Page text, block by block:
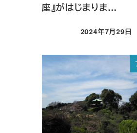
座』がはじまりま…
投稿日
2024年7月29日